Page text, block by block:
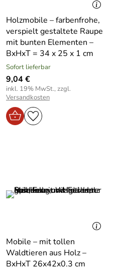
Holzmobile – farbenfrohe,
verspielt gestaltete Raupe
mit bunten Elementen –
BxHxT = 34 x 25 x 1 cm
Sofort lieferbar
9,04 €
inkl. 19% MwSt., zzgl.
Versandkosten
Mobile – mit tollen
Waldtieren aus Holz –
BxHxT 26x42x0.3 cm